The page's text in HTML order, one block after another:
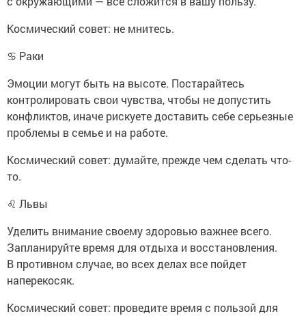
Космический совет: не мнитесь.
♋ Раки
Эмоции могут быть на высоте. Постарайтесь
контролировать свои чувства, чтобы не допустить
конфликтов, иначе рискуете доставить себе серьезные
проблемы в семье и на работе.
Космический совет: думайте, прежде чем сделать что-
то.
♌ Львы
Уделить внимание своему здоровью важнее всего.
Запланируйте время для отдыха и восстановления.
В противном случае, во всех делах все пойдет
наперекосяк.
Космический совет: проведите время с пользой для